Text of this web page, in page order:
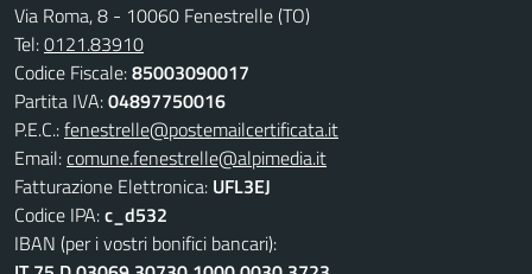
Via Roma, 8 - 10060 Fenestrelle (TO)
Tel:0121.83910
Codice Fiscale:85003090017
Partita IVA:04897750016
P.E.C.:fenestrelle@postemailcertificata.it
Email:comune.fenestrelle@alpimedia.it
Fatturazione Elettronica: UFL3EJ
Codice IPA:c_d532
IBAN (per i vostri bonifici bancari):